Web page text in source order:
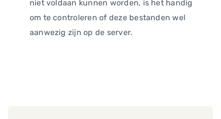
niet voldaan kunnen worden, is het handig
om te controleren of deze bestanden wel
aanwezig zijn op de server.